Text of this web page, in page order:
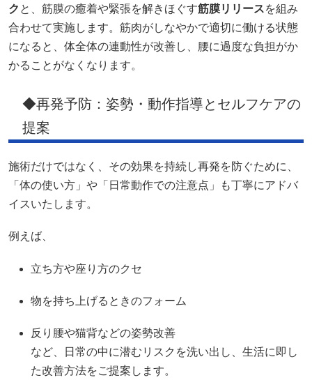
ク と、筋膜の癒着や緊張を解きほぐす筋膜リリースを組み
合わせて実施します。筋肉がしなやかで適切に働ける状態
になると、体全体の連動性が改善し、腰に過度な負担がか
かることがなくなります。
◆再発予防：姿勢・動作指導とセルフケアの
提案
施術だけではなく、その効果を持続し再発を防ぐために、
「体の使い方」や「日常動作での注意点」も丁寧にアドバ
イスいたします。
例えば、
立ち方や座り方のクセ
物を持ち上げるときのフォーム
反り腰や猫背などの姿勢改善
など、日常の中に潜むリスクを洗い出し、生活に即し
た改善方法をご提案します。